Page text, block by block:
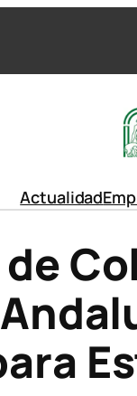
Actualidad